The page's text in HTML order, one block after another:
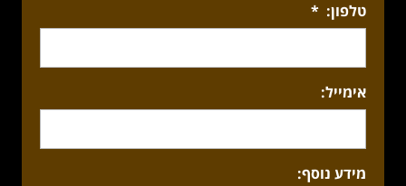
טלפון: *
אימייל:
מידע נוסף: